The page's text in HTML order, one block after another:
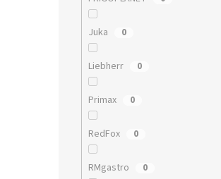
Juka 0
Liebherr 0
Primax 0
RedFox 0
RMgastro 0